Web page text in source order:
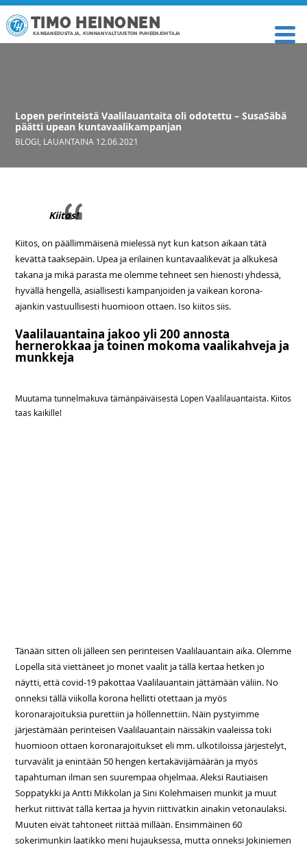
TIMO HEINONEN
KANSANEDUSTAJA, KUNNANVALTUUSTON PUHEENJOHTAJA
Lopen perinteistä Vaalilauantaita oli odotettu – SusaSäbä
päätti upean kuntavaalikampanjan
BLOGI LAUANTAINA 12.06.2021
Kiitos!
Kiitos, on päällimmäisenä mielessä nyt kun katson aikaan tätä
kevättä taaksepäin. Upea ja erilainen kuntavaalikevät ja alkukesä
takana ja mikä parasta me olemme tehneet sen hienosti yhdessä,
hyvällä hengellä, asiallisesti kampanjoiden ja vaikean korona-
ajankin vastuullisesti huomioon ottaen. Iso kiitos siis.
Vaalilauantaina jakoo yli 200 annosta
hernerokkaa ja toinen mokoma vaalikahveja ja
munkkeja
Muutama tunnelmakuva tämänpäiväisestä Lopen Vaalilauantaista. Kiitos
taas kaikille!
Tänään sitten oli jälleen sen perinteisen Vaalilauantain aika. Olemme
Lopella sitä viettäneet jo monet vaalit ja tällä kertaa hetken jo
näytti, että covid-19 pakottaa Vaalilauantain jättämään väliin. No
onneksi tällä viikolla korona hellitti otettaan ja myös
koronarajoituksia purettiin ja höllennettiin. Näin pystyimme
järjestämään perinteisen Vaalilauantain näissäkin vaaleissa toki
huomioon ottaen koronarajoitukset eli mm. ulkotiloissa järjestelyt,
turvavälit ja enintään 50 hengen kertakävijämäärän ja myös
tapahtuman ilman sen suurempaa ohjelmaa. Aleksi Rautiaisen
Soppatykki ja Antti Mikkolan ja Sini Kolehmaisen munkit ja muut
herkut riittivät tällä kertaa ja hyvin riittivätkin ainakin vetonaulaksi.
Muuten eivät tahtoneet riittää millään. Ensimmäinen 60
sokerimunkin laatikko meni hujauksessa, mutta onneksi Jokiniemen